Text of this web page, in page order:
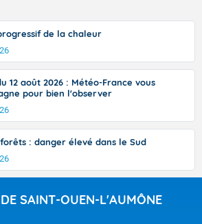
de la chaleur
12 août 2026 : Météo-France vous
pour bien l'observer
: danger élevé dans le Sud
SAINT-OUEN-L'AUMÔNE